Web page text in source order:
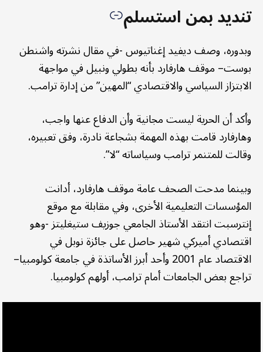
تنديد بمن استسلم
وبدوره، وصف ديفيد إغناتيوس -في مقال نشرته واشنطن
بوست– موقف هارفارد بأنه بطولي ونبيل في مواجهة
الابتزاز السياسي والاقتصادي “المهين” من إدارة ترامب.
وأكد أن الحرية ليست مجانية وأن الدفاع عنها واجب،
وهارفارد قامت بهذه المهمة بشجاعة نادرة، وفق تعبيره،
وقالت للمتنمر ترامب وسياساته “لا”.
وبينما مدحت الصحف عامة موقف هارفارد، أدانت
المؤسسات التعليمية الأخرى، وفي مقابلة مع موقع
إنترسبت انتقد الأستاذ الجامعي جوزيف ستيغليتز -وهو
اقتصادي أميركي شهير حاصل على جائزة نوبل في
الاقتصاد عام 2001 وأحد أبرز الأساتذة في جامعة كولومبيا–
تراجع بعض الجامعات أمام ترامب، أولهم كولومبيا.